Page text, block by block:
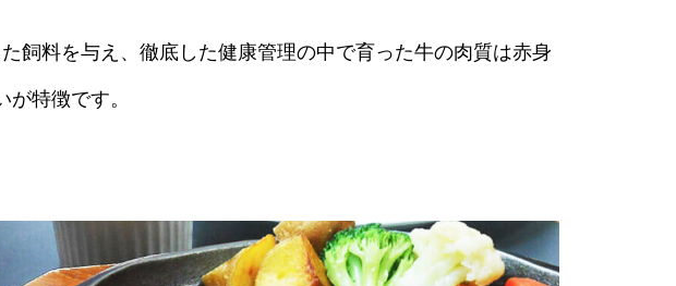
飼料を与え、徹底した健康管理の中で育った牛の肉質は赤身
特徴です。